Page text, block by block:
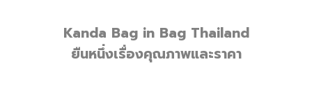
Kanda Bag in Bag Thailand
ยืนหนึ่งเรื่องคุณภาพและราคา